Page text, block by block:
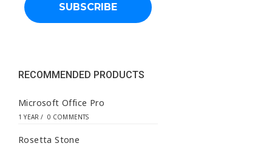
a
d
s
RECOMMENDED PRODUCTS
Microsoft Office Pro
1 YEAR / 0 COMMENTS
Rosetta Stone